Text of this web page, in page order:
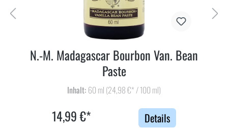
N.-M. Madagascar Bourbon Van. Bean
Paste
Inhalt: 60 ml (24,98 €* / 100 ml)
14,99 €* Details